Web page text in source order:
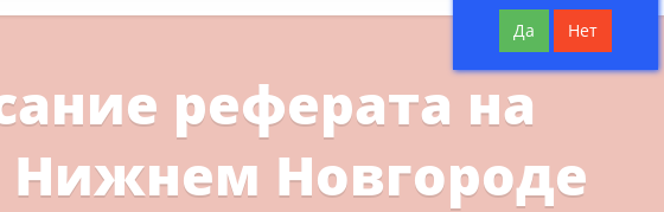
Да Нет
реферата на
Нижнем Новгороде